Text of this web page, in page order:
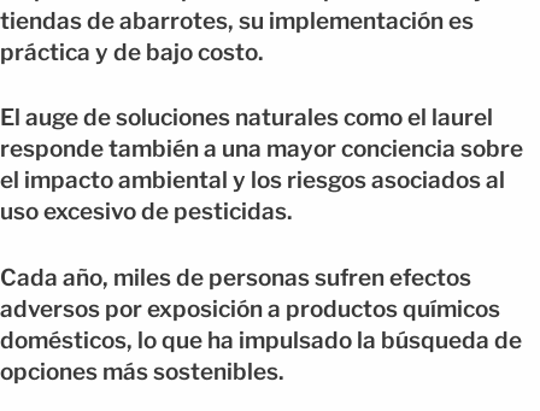
tiendas de abarrotes, su implementación es
práctica y de bajo costo.
El auge de soluciones naturales como el laurel
responde también a una mayor conciencia sobre
el impacto ambiental y los riesgos asociados al
uso excesivo de pesticidas.
Cada año, miles de personas sufren efectos
adversos por exposición a productos químicos
domésticos, lo que ha impulsado la búsqueda de
opciones más sostenibles.